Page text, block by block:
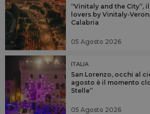
“Vinitaly and the City”,
lovers by Vinitaly-
Calabria
05 Agosto 2026
ITALIA
San Lorenzo, occhi al
agosto è il momento
Stelle”
05 Agosto 2026